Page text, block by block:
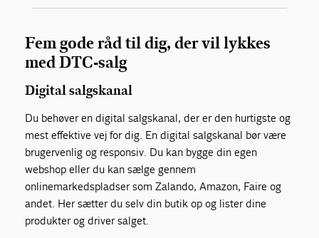
Fem gode råd til dig, der vil lykkes
med DTC-salg
Digital salgskanal
Du behøver en digital salgskanal, der er den hurtigste og
mest effektive vej for dig. En digital salgskanal bør være
brugervenlig og responsiv. Du kan bygge din egen
webshop eller du kan sælge gennem
onlinemarkedspladser som Zalando, Amazon, Faire og
andet. Her sætter du selv din butik op og lister dine
produkter og driver salget.